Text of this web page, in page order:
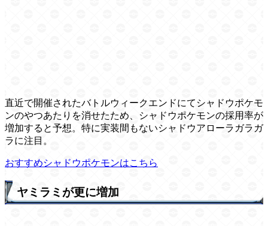
直近で開催されたバトルウィークエンドにてシャドウポケモ
ンのやつあたりを消せたため、シャドウポケモンの採用率が
増加すると予想。特に実装間もないシャドウアローラガラガ
ラに注目。
おすすめシャドウポケモンはこちら
ヤミラミが更に増加